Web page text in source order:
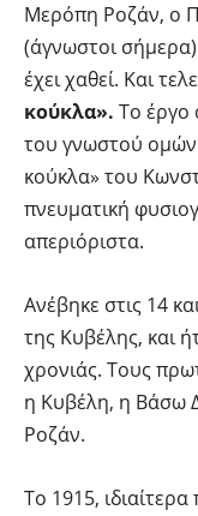
Μερόπη Ροζάν, ο
(άγνωστοι σήμερα)
έχει χαθεί. Και
κούκλα». Το έργο
του γνωστού
κούκλα» του
πνευματική
απεριόριστα.
Ανέβηκε στις 14
της Κυβέλης, και
χρονιάς. Τους
η Κυβέλη, η Βάσω
Ροζάν.
Το 1915,